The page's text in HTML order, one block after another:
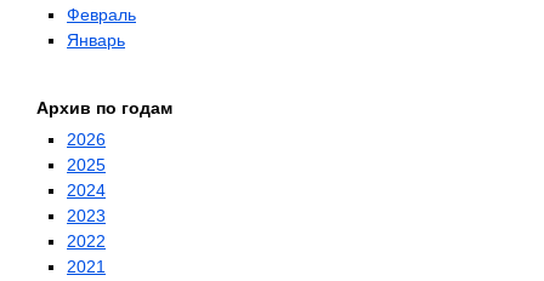
Февраль
Январь
Архив по годам
2026
2025
2024
2023
2022
2021